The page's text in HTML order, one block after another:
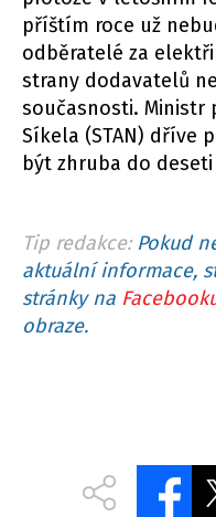
příštím roce už
odběratelé za
strany dodavatelů
současnosti. Ministr
Síkela (STAN) dříve
být zhruba do
Tip redakce: Pokud
aktuální informace,
stránky na
obraze.